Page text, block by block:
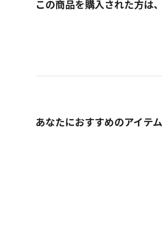
この商品を購入された方は
あなたにおすすめのアイテム